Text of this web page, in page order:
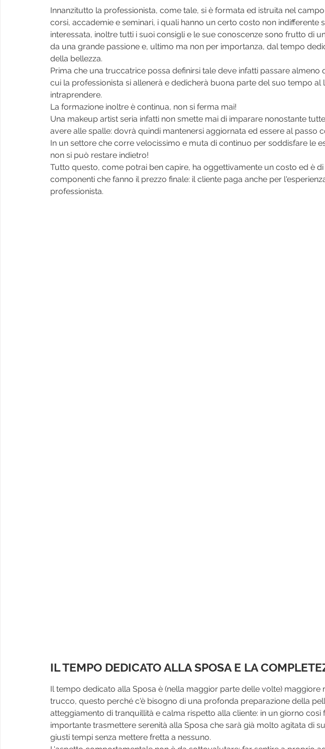
Innanzitutto la professionista, come tale, si è formata ed istruita nel
corsi, accademie e seminari, i quali hanno un certo costo non indifferente
interessata, inoltre tutti i suoi consigli e le sue conoscenze sono frutto di
da una grande passione e, ultimo ma non per importanza, dal tempo
della bellezza.
Prima che una truccatrice possa definirsi tale deve infatti passare almeno
cui la professionista si allenerà e dedicherà buona parte del suo tempo
intraprendere.
La formazione inoltre è continua, non si ferma mai!
Una makeup artist seria infatti non smette mai di imparare nonostante
avere alle spalle: dovrà quindi mantenersi aggiornata ed essere al passo
In un settore che corre velocissimo e muta di continuo per soddisfare le
non si può restare indietro!
Tutto questo, come potrai ben capire, ha oggettivamente un costo ed è
componenti che fanno il prezzo finale: il cliente paga anche per
professionista.
IL TEMPO DEDICATO ALLA SPOSA E LA
Il tempo dedicato alla Sposa è (nella maggior parte delle volte) maggiore
trucco, questo perché c'è bisogno di una profonda preparazione della
atteggiamento di tranquillità e calma rispetto alla cliente: in un giorno così
importante trasmettere serenità alla Sposa che sarà già molto agitata di
giusti tempi senza mettere fretta a nessuno.